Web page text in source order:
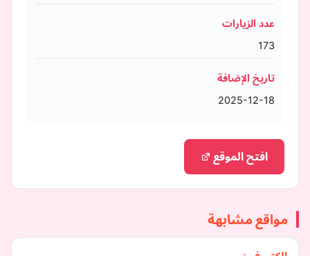
عدد الزيارات
173
تاريخ الإضافة
2025-12-18
افتح الموقع
مواقع مشابهة